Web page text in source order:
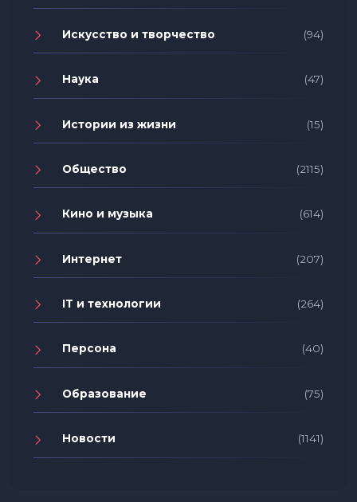
Искусство и творчество (94)
Наука (47)
Истории из жизни (15)
Общество (2115)
Кино и музыка (614)
Интернет (207)
IT и технологии (264)
Персона (40)
Образование (75)
Новости (1141)